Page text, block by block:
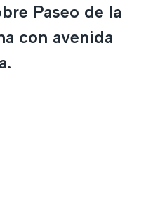
Paseo de la
con avenida